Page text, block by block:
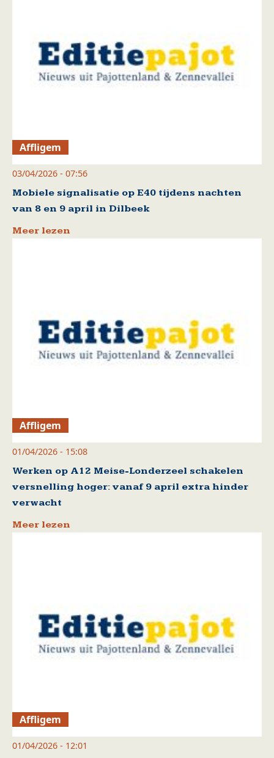
Affligem
03/04/2026 - 07:56
Mobiele signalisatie op E40 tijdens nachten
van 8 en 9 april in Dilbeek
Meer lezen
Affligem
01/04/2026 - 15:08
Werken op A12 Meise-Londerzeel schakelen
versnelling hoger: vanaf 9 april extra hinder
verwacht
Meer lezen
Affligem
01/04/2026 - 12:01